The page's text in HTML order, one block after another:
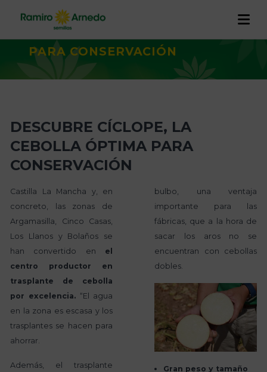
EMPRESA
Trabaja con nosotros
Proyectos
CALIDAD Y TRAZABILIDAD
RAMIRO ARNEDO EN EL MUNDO
ACTUALIDAD
CONTACTO
Inicio / Actualidad
DESCUBRE
CÍCLOPE, LA CEBOLLA ÓPTIMA
PARA CONSERVACIÓN
DESCUBRE CÍCLOPE, LA
CEBOLLA ÓPTIMA PARA
CONSERVACIÓN
Castilla La Mancha y, en
concreto, las zonas de
Argamasilla, Cinco Casas,
Los Llanos y Bolaños se
han convertido en el
centro productor en
trasplante de cebolla
por excelencia. “El agua
en la zona es escasa y los
trasplantes se hacen para
ahorrar.
Además, el trasplante
bulbo, una ventaja
importante para las
fábricas, que a la hora de
sacar los aros no se
encuentran con cebollas
dobles.
Gran peso y tamaño